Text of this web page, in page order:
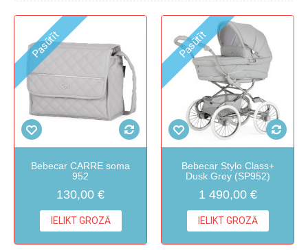
Pasūtīt
Bebecar CARRE soma
952
130,00 €
IELIKT GROZĀ
Pasūtīt
Bebecar Stylo Class+
Dusk Grey (SP952)
1 490,00 €
IELIKT GROZĀ